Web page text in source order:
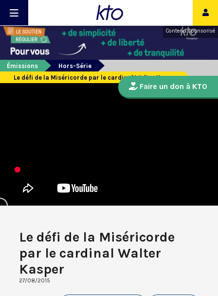
Contenu sponsorisé
Émissions
Hors-Série
Le défi de la Miséricorde par le cardinal Walter Kasper
Le défi de la Miséricorde
par le cardinal Walter
Kasper
27/08/2015
Faire un don à KTO